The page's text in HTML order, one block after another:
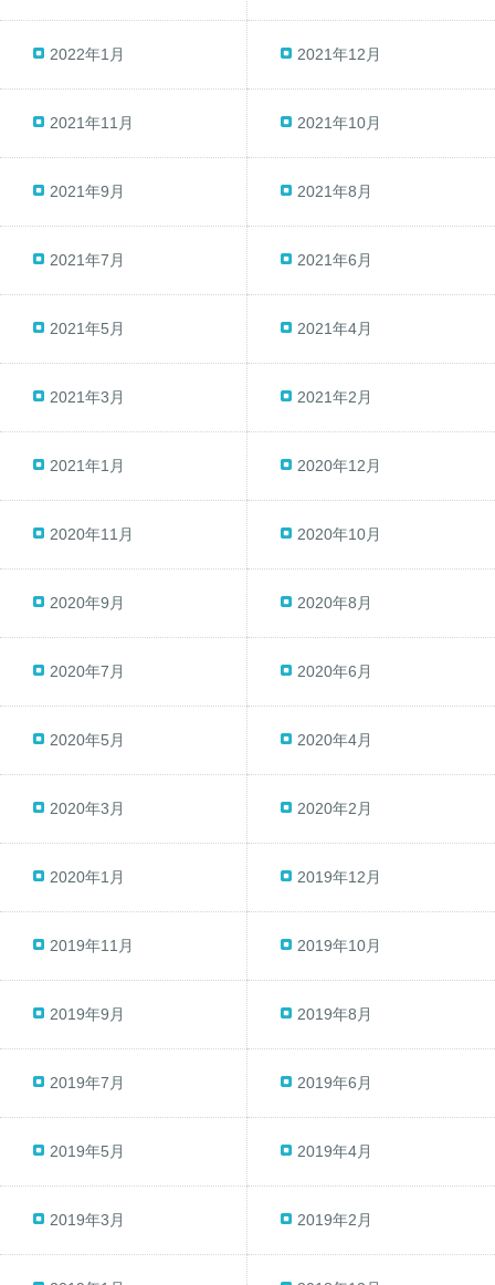
2022年1月 2021年12月
2021年11月 2021年10月
2021年9月 2021年8月
2021年7月 2021年6月
2021年5月 2021年4月
2021年3月 2021年2月
2021年1月 2020年12月
2020年11月 2020年10月
2020年9月 2020年8月
2020年7月 2020年6月
2020年5月 2020年4月
2020年3月 2020年2月
2020年1月 2019年12月
2019年11月 2019年10月
2019年9月 2019年8月
2019年7月 2019年6月
2019年5月 2019年4月
2019年3月 2019年2月